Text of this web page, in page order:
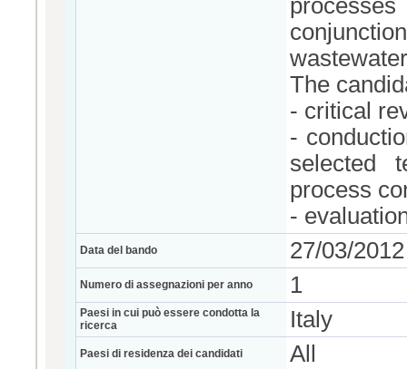
The
- critical
-
selected
process
-
Data del bando 27/03/2012
Numero di assegnazioni per anno 1
Paesi in cui può essere condotta la
ricerca
Italy
Paesi di residenza dei candidati All